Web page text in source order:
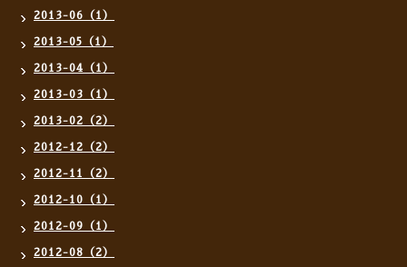
2013-06（1）
2013-05（1）
2013-04（1）
2013-03（1）
2013-02（2）
2012-12（2）
2012-11（2）
2012-10（1）
2012-09（1）
2012-08（2）